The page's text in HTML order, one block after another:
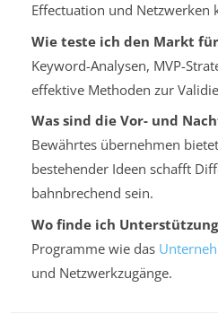
Effectuation und Netzwerken
Wie teste ich den Markt
Keyword-Analysen, MVP-
effektive Methoden zur
Was sind die Vor- und
Bewährtes übernehmen
bestehender Ideen schafft
bahnbrechend sein.
Wo finde ich
Programme wie das
und Netzwerkzugänge.